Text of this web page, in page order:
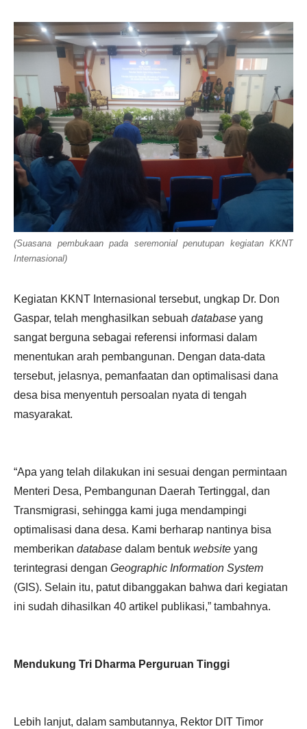
(Suasana pembukaan pada seremonial penutupan kegiatan KKNT
Internasional)
Kegiatan KKNT Internasional tersebut, ungkap Dr. Don
Gaspar, telah menghasilkan sebuah database yang
sangat berguna sebagai referensi informasi dalam
menentukan arah pembangunan. Dengan data-data
tersebut, jelasnya, pemanfaatan dan optimalisasi dana
desa bisa menyentuh persoalan nyata di tengah
masyarakat.
“Apa yang telah dilakukan ini sesuai dengan permintaan
Menteri Desa, Pembangunan Daerah Tertinggal, dan
Transmigrasi, sehingga kami juga mendampingi
optimalisasi dana desa. Kami berharap nantinya bisa
memberikan database dalam bentuk website yang
terintegrasi dengan Geographic Information System
(GIS). Selain itu, patut dibanggakan bahwa dari kegiatan
ini sudah dihasilkan 40 artikel publikasi,” tambahnya.
Mendukung Tri Dharma Perguruan Tinggi
Lebih lanjut, dalam sambutannya, Rektor DIT Timor